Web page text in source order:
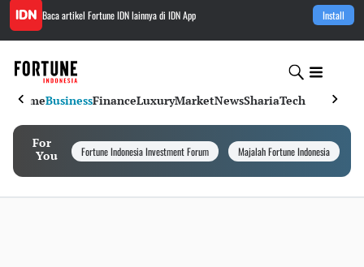
Baca artikel Fortune IDNlainnya di IDN App Install
HomeBusinessFinanceLuxuryMarketNewsShariaTech
For
You
Fortune Indonesia Investment Forum Majalah Fortune Indonesia